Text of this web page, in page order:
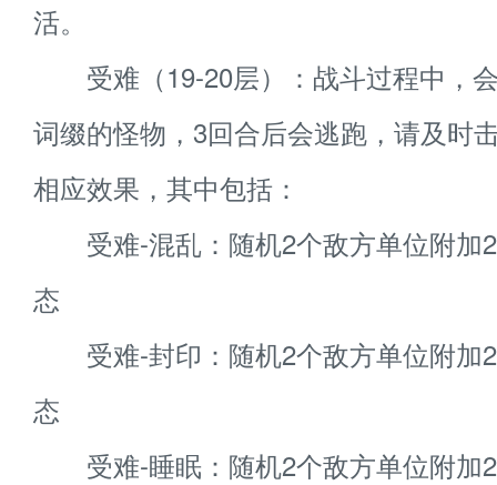
活。
受难（19-20层）：战斗过程中，
词缀的怪物，3回合后会逃跑，请及时
相应效果，其中包括：
受难-混乱：随机2个敌方单位附加
态
受难-封印：随机2个敌方单位附加
态
受难-睡眠：随机2个敌方单位附加